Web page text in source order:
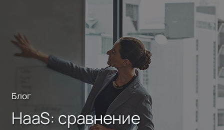
Блог
HaaS: сравнение